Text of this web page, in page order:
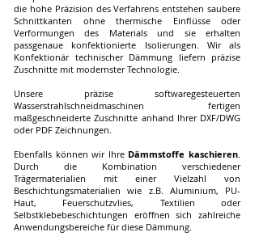
die hohe Präzision des Verfahrens entstehen saubere
Schnittkanten ohne thermische Einflüsse oder
Verformungen des Materials und sie erhalten
passgenaue konfektionierte Isolierungen. Wir als
Konfektionär technischer Dämmung liefern präzise
Zuschnitte mit modernster Technologie.
Unsere präzise softwaregesteuerten
Wasserstrahlschneidmaschinen fertigen
maßgeschneiderte Zuschnitte anhand Ihrer DXF/DWG
oder PDF Zeichnungen.
Ebenfalls können wir Ihre Dämmstoffe kaschieren.
Durch die Kombination verschiedener
Trägermaterialien mit einer Vielzahl von
Beschichtungsmaterialien wie z.B. Aluminium, PU-
Haut, Feuerschutzvlies, Textilien oder
Selbstklebebeschichtungen eröffnen sich zahlreiche
Anwendungsbereiche für diese Dämmung.